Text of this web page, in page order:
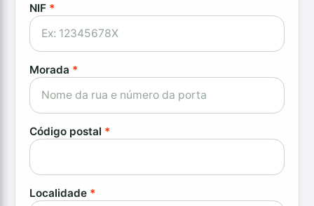
NIF *
Morada *
Código postal *
Localidade *